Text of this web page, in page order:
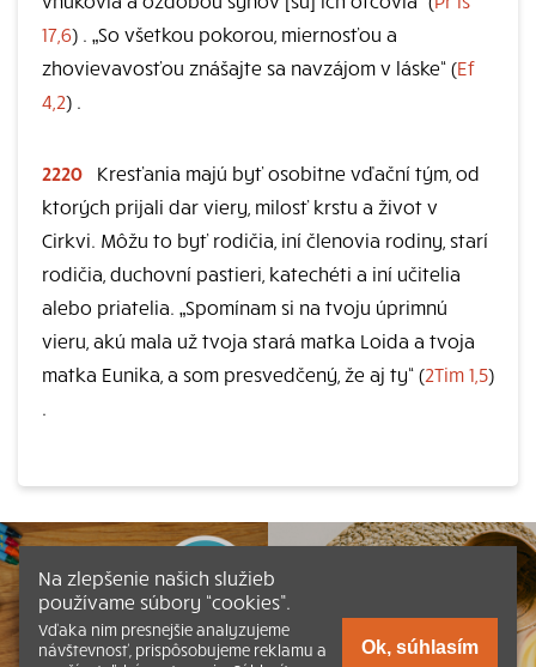
17,6) . „So všetkou pokorou, miernosťou a
zhovievavosťou znášajte sa navzájom v láske“ (Ef
4,2) .
2220
Kresťania majú byť osobitne vďační tým, od
ktorých prijali dar viery, milosť krstu a život v
Cirkvi. Môžu to byť rodičia, iní členovia rodiny, starí
rodičia, duchovní pastieri, katechéti a iní učitelia
alebo priatelia. „Spomínam si na tvoju úprimnú
vieru, akú mala už tvoja stará matka Loida a tvoja
matka Eunika, a som presvedčený, že aj ty“ (2Tim 1,5)
.
Na zlepšenie našich služieb
používame súbory “cookies”.
Vďaka nim presnejšie analyzujeme
návštevnosť, prispôsobujeme reklamu a
Ok, súhlasím